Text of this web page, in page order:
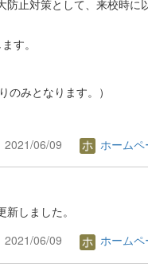
止対策として、来校時に
す。
みとなります。）
2021/06/09
ホーム
新しました。
2021/06/09
ホームペ